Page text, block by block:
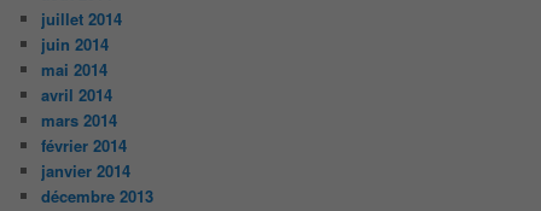
juillet 2014
juin 2014
mai 2014
avril 2014
mars 2014
février 2014
janvier 2014
décembre 2013